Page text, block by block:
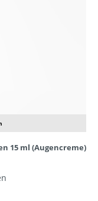
15 ml (Augencreme)